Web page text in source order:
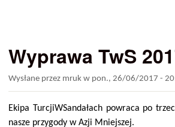
Wyprawa TwS
Wysłane przez mruk w pon., 26/06/2017 -
Ekipa TurcjiWSandałach powraca po
nasze przygody w Azji Mniejszej.